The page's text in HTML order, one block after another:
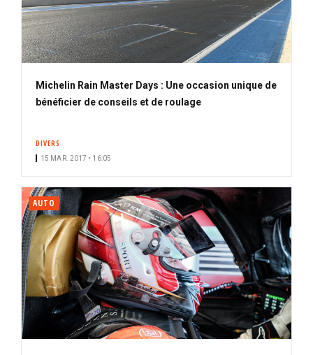
Michelin Rain Master Days : Une occasion unique de
bénéficier de conseils et de roulage
DIVERS
15 MAR. 2017 • 16:05
AUTO